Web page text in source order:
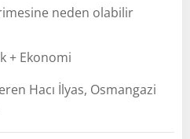
neden olabilir
+ Ekonomi
Hacı İlyas, Osmangazi